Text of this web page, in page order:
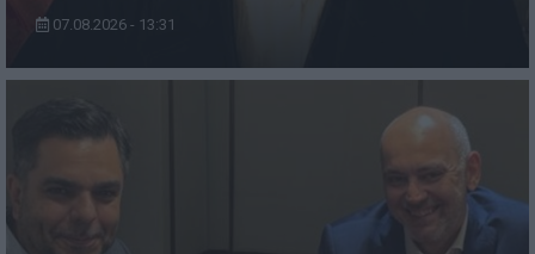
07.08.2026 - 13:31